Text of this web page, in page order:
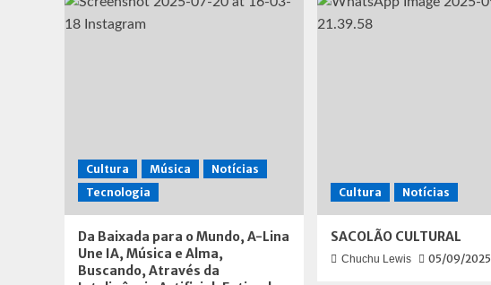
Cultura Música
Notícias
Tecnologia
Da Baixada para o Mundo, A-Lina
Une IA, Música e Alma,
Buscando, Através da
Cultura Notícias
SACOLÃO CULTURAL
Chuchu Lewis 05/09/2025